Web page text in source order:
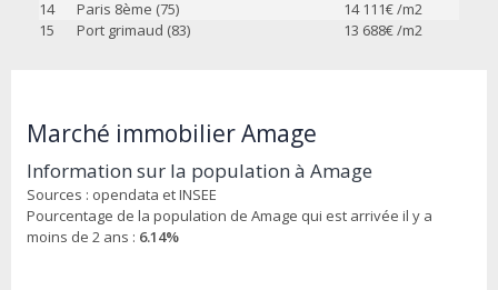
14
Paris 8ème (75) 14 111€ /m2
15
Port grimaud (83) 13 688€ /m2
Marché immobilier Amage
Information sur la population à Amage
Sources : opendata et INSEE
Pourcentage de la population de Amage qui est arrivée il y a
moins de 2 ans : 6.14%